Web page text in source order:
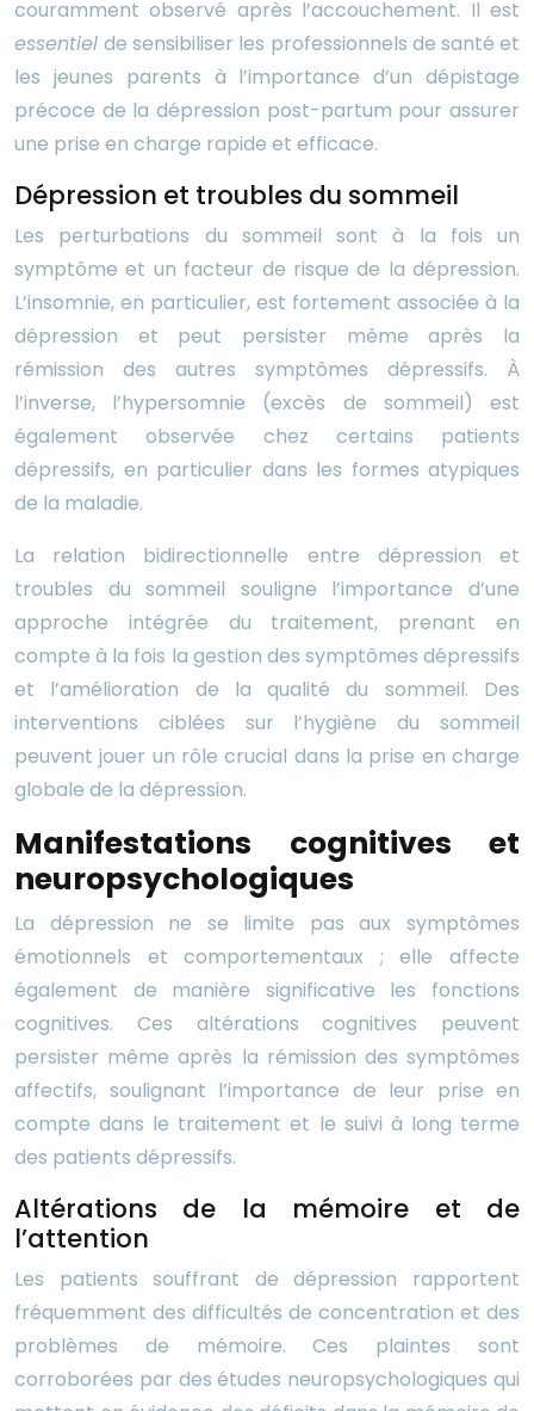
couramment observé après l’accouchement. Il est
essentielde sensibiliser les professionnels de santé et
les jeunes parents à l’importance d’un dépistage
précoce de la dépression post-partum pour assurer
une prise en charge rapide et efficace.
Dépression et troubles du sommeil
Les perturbations du sommeil sont à la fois un
symptôme et un facteur de risque de la dépression.
L’insomnie, en particulier, est fortement associée à la
dépression et peut persister même après la
rémission des autres symptômes dépressifs. À
l’inverse, l’hypersomnie (excès de sommeil) est
également observée chez certains patients
dépressifs, en particulier dans les formes atypiques
de la maladie.
La relation bidirectionnelle entre dépression et
troubles du sommeil souligne l’importance d’une
approche intégrée du traitement, prenant en
compte à la fois la gestion des symptômes dépressifs
et l’amélioration de la qualité du sommeil. Des
interventions ciblées sur l’hygiène du sommeil
peuvent jouer un rôle crucial dans la prise en charge
globale de la dépression.
Manifestations cognitives et
neuropsychologiques
La dépression ne se limite pas aux symptômes
émotionnels et comportementaux ; elle affecte
également de manière significative les fonctions
cognitives. Ces altérations cognitives peuvent
persister même après la rémission des symptômes
affectifs, soulignant l’importance de leur prise en
compte dans le traitement et le suivi à long terme
des patients dépressifs.
Altérations de la mémoire et de
l’attention
Les patients souffrant de dépression rapportent
fréquemment des difficultés de concentration et des
problèmes de mémoire. Ces plaintes sont
corroborées par des études neuropsychologiques qui